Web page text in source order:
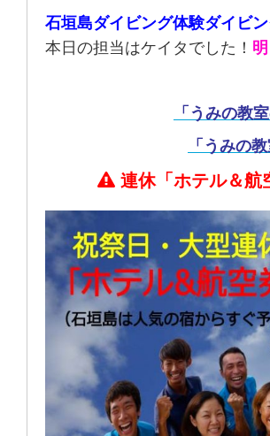
石垣島ダイビング体験ダイビ
本日の担当はケイタでした！
「うみの教
「うみの
連休「ホテル＆航